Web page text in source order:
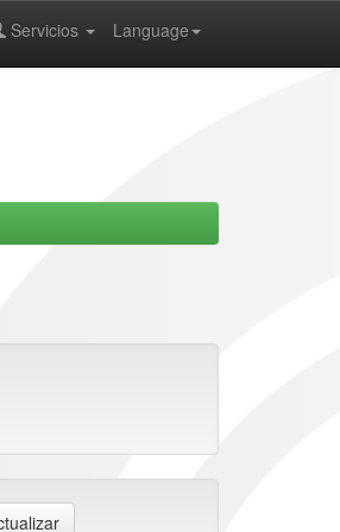
Language
Servicios